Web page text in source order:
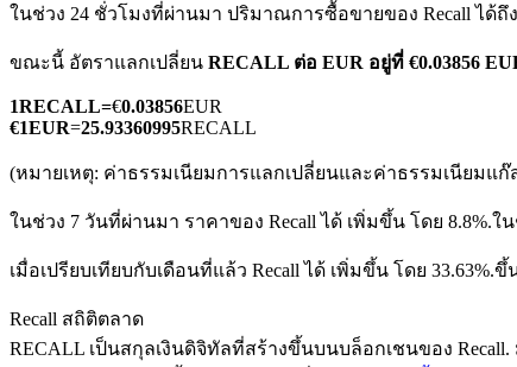
ฟิวเจอร์ส COIN-M
ฟิวเจอร์สสกุลเงินดิจิทัล
TradFi
อนุพันธ์ของหุ้น ฟอเร็กซ์ โลหะมีค่า และสินค้าโภคภัณฑ์
ในช่วง 24 ชั่วโมงที่ผ่านมา ปริมาณการซื้อขายของ Recall ได้ถึง
ขณะนี้ อัตราแลกเปลี่ยน RECALL ต่อ EUR อยู่ที่ €0.03856
1RECALL=€0.03856EUR
€1EUR=25.93360995RECALL
(หมายเหตุ: ค่าธรรมเนียมการแลกเปลี่ยนและค่าธรรมเนียมแก๊
ในช่วง 7 วันที่ผ่านมา ราคาของ Recall ได้ เพิ่มขึ้น โดย 8.8%.ใ
เมื่อเปรียบเทียบกับเดือนที่แล้ว Recall ได้ เพิ่มขึ้น โดย 33.63%.ขึ้
Recall สถิติตลาด
RECALL เป็นสกุลเงินดิจิทัลที่สร้างขึ้นบนบล็อกเชนของ